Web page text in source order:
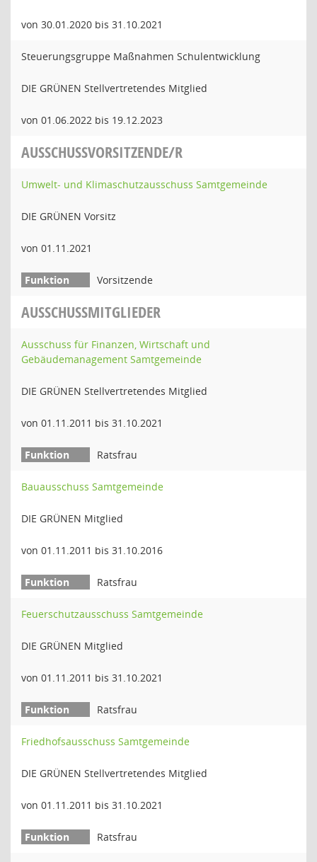
von 30.01.2020 bis 31.10.2021
Steuerungsgruppe Maßnahmen Schulentwicklung
DIE GRÜNEN Stellvertretendes Mitglied
von 01.06.2022 bis 19.12.2023
AUSSCHUSSVORSITZENDE/R
Umwelt- und Klimaschutzausschuss Samtgemeinde
DIE GRÜNEN Vorsitz
von 01.11.2021
Vorsitzende
AUSSCHUSSMITGLIEDER
Ausschuss für Finanzen, Wirtschaft und
Gebäudemanagement Samtgemeinde
DIE GRÜNEN Stellvertretendes Mitglied
von 01.11.2011 bis 31.10.2021
Ratsfrau
Bauausschuss Samtgemeinde
DIE GRÜNEN Mitglied
von 01.11.2011 bis 31.10.2016
Ratsfrau
Feuerschutzausschuss Samtgemeinde
DIE GRÜNEN Mitglied
von 01.11.2011 bis 31.10.2021
Ratsfrau
Friedhofsausschuss Samtgemeinde
DIE GRÜNEN Stellvertretendes Mitglied
von 01.11.2011 bis 31.10.2021
Ratsfrau